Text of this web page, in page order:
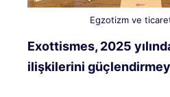
Egzotizm ve
Exottismes, 2025
ilişkilerini